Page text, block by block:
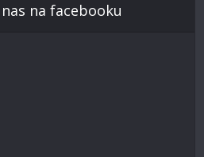
nas na facebooku